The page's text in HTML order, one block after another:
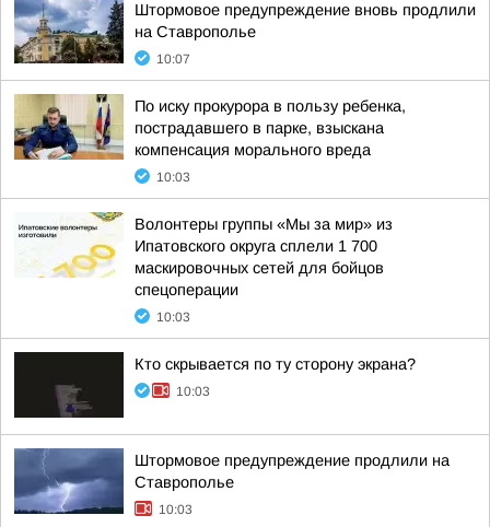
Штормовое предупреждение вновь продлили
на Ставрополье
10:07
По иску прокурора в пользу ребенка,
пострадавшего в парке, взыскана
компенсация морального вреда
10:03
Волонтеры группы «Мы за мир» из
Ипатовского округа сплели 1 700
маскировочных сетей для бойцов
спецоперации
10:03
Кто скрывается по ту сторону экрана?
10:03
Штормовое предупреждение продлили на
Ставрополье
10:03